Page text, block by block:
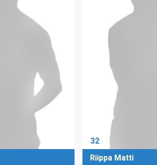
32
Riippa Matti